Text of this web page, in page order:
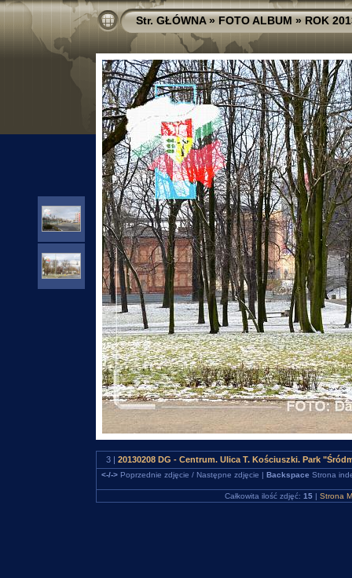
Str. GŁÓWNA»FOTO ALBUM»ROK
3 | 20130208 DG - Centrum. Ulica T. Kościuszki. Park
<-/->Poprzednie zdjęcie / Następne zdjęcie | Backspace Strona
Całkowita ilość zdjęć: 15 | Strona